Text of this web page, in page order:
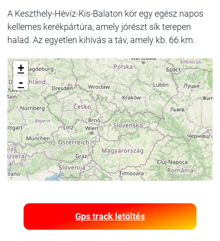
A Keszthely-Hévíz-Kis-Balaton kör egy egész napos
kellemes kerékpártúra, amely jórészt sík terepen
halad. Az egyetlen kihívás a táv, amely kb. 66 km.
+
-
Gps track letöltés